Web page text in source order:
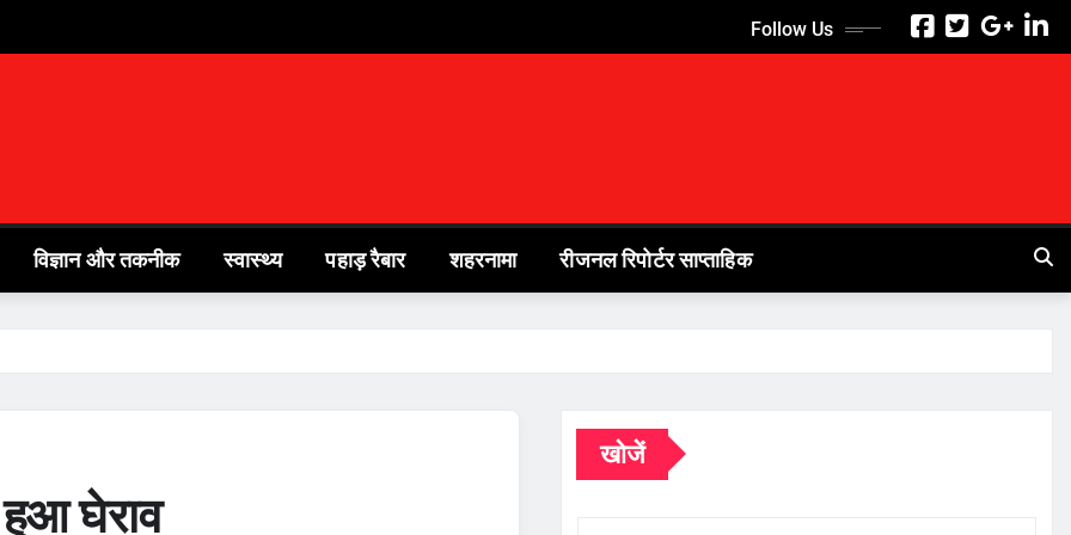
Follow Us
विज्ञान और तकनीक स्वास्थ्य पहाड़ रैबार शहरनामा रीजनल रिपोर्टर साप्ताहिक
घेराव
खोजें